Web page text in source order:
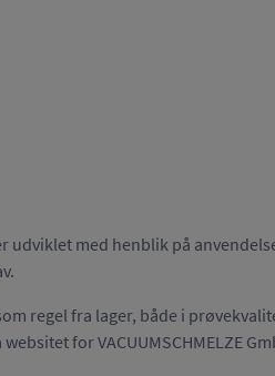
udviklet med henblik på
regel fra lager, både i
for VACUUMSCHMELZE